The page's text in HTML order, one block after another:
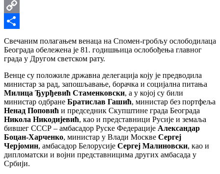
Email
Copy
Link
Share
Свечаним полагањем венаца на Спомен-гробљу ослободилаца
Београда обележена је 81. годишњица ослобођења главног
града у Другом светском рату.
Венце су положиле државна делегација коју је предводила
министар за рад, запошљавање, борачка и социјална питања
Милица Ђурђевић Стаменковски, а у којој су били
министар одбране Братислав Гашић, министар без портфеља
Ненад Поповић и председник Скупштине града Београда
Никола Никодијевић, као и представници Русије и земаља
бившег СССР – амбасадор Руске Федерације Александар
Боцан-Харченко, министар у Влади Москве Сергеј
Черјомин, амбасадор Белорусије Сергеј Малиновски, као и
дипломатски и војни представницима других амбасада у
Србији.